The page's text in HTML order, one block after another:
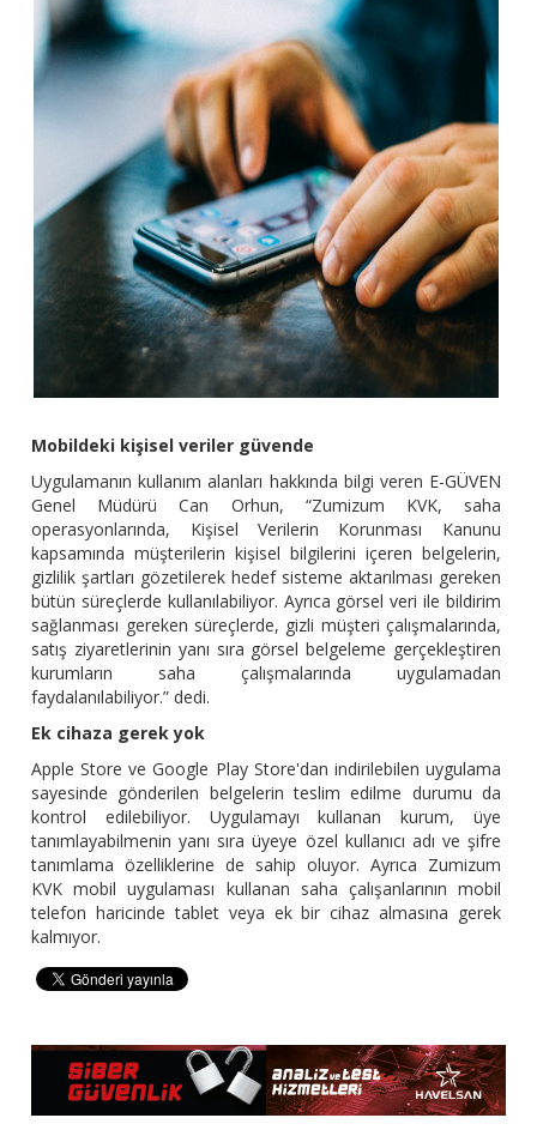
Mobildeki kişisel veriler güvende
Uygulamanın kullanım alanları hakkında bilgi veren E-GÜVEN
Genel Müdürü Can Orhun, “Zumizum KVK, saha
operasyonlarında, Kişisel Verilerin Korunması Kanunu
kapsamında müşterilerin kişisel bilgilerini içeren belgelerin,
gizlilik şartları gözetilerek hedef sisteme aktarılması gereken
bütün süreçlerde kullanılabiliyor. Ayrıca görsel veri ile bildirim
sağlanması gereken süreçlerde, gizli müşteri çalışmalarında,
satış ziyaretlerinin yanı sıra görsel belgeleme gerçekleştiren
kurumların saha çalışmalarında uygulamadan
faydalanılabiliyor.” dedi.
Ek cihaza gerek yok
Apple Store ve Google Play Store'dan indirilebilen uygulama
sayesinde gönderilen belgelerin teslim edilme durumu da
kontrol edilebiliyor. Uygulamayı kullanan kurum, üye
tanımlayabilmenin yanı sıra üyeye özel kullanıcı adı ve şifre
tanımlama özelliklerine de sahip oluyor. Ayrıca Zumizum
KVK mobil uygulaması kullanan saha çalışanlarının mobil
telefon haricinde tablet veya ek bir cihaz almasına gerek
kalmıyor.